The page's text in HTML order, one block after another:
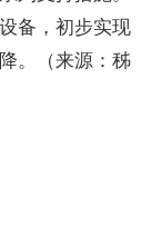
备，初步实现
。（来源：秭